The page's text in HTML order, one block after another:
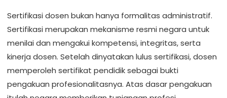
Sertifikasi dosen bukan hanya formalitas administratif.
Sertifikasi merupakan mekanisme resmi negara untuk
menilai dan mengakui kompetensi, integritas, serta
kinerja dosen. Setelah dinyatakan lulus sertifikasi, dosen
memperoleh sertifikat pendidik sebagai bukti
pengakuan profesionalitasnya. Atas dasar pengakuan